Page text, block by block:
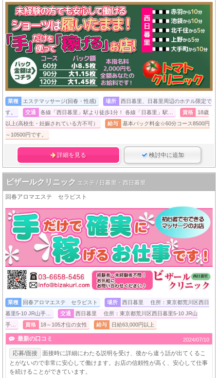
業種 エステマッサージ(回春・性感) 場所
西日暮里、日暮里周辺のホテル限定で
す。
交通 各線「西日暮里」駅より徒歩1分！ 各線「日暮里」駅… 資格
18歳
以上(高校生・妊娠されている方不可）
給与
基本バック料金☆60分コース8500円
～10500円です。
詳細を見る 検討中に追加
ビザールクリニック エステ / 日暮里・西日暮里
回春アロマエステ セラピスト
業種 回春アロマエステ セラピスト 場所
西日暮里 住所：東京都荒川区西日
暮里5-10 JR山手…
交通
西日暮里 住所：東京都荒川区西日暮里5-10 JR山
手…
資格 18～105才位の女性 給与 日給63,000円以上
最新の口コミ 2024/07/10
応募/面接
面接時に詳細にわたる説明を受け、後から違う話が出てくるこ
とがないので非常に安心して働けます。お店の信頼性が高く、安心して仕事
を続けることができています。